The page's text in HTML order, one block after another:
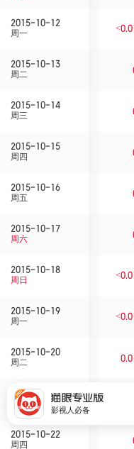
2015-10-12
周一
2015-10-13
周二
2015-10-14
周三
2015-10-15
周四
2015-10-16
周五
2015-10-17
周六
2015-10-18
周日
2015-10-19
周一
2015-10-20
周二
2015-10-21
周三
2015-10-22
周四
影视人必备